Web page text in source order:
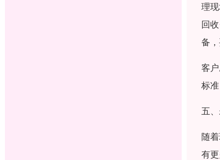
理
回
备
客
标
五
随
有